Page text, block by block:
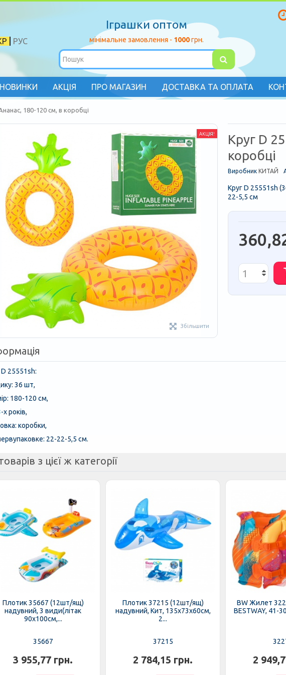
РУС
Іграшки оптом
мінімальне замовлення - 1000грн.
НОВИНКИ АКЦІЯ ПРО МАГАЗИН ДОСТАВКА ТА ОПЛАТА
180-120 см, в коробці
АКЦІЯ!
Збільшити
Круг D
коробці
Виробник КИТАЙ
Круг D 25551sh
22-5,5 см
D 25551sh:
36 шт,
180-120 см,
х років,
коробки,
22-22-5,5 см.
з цієї ж категорії
Плотик 35667 (12шт/ящ)
надувний, 3 види(літак
90х100см,...
35667
3 955,77 грн.
Плотик 37215 (12шт/ящ)
надувний, Кит, 135х73х60см,
2...
37215
2 784,15 грн.
BW Жилет
BESTWAY, 41-
2